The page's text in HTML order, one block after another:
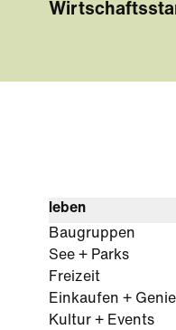
leben
Baugruppen
See + Parks
Freizeit
Einkaufen +
Kultur + Events